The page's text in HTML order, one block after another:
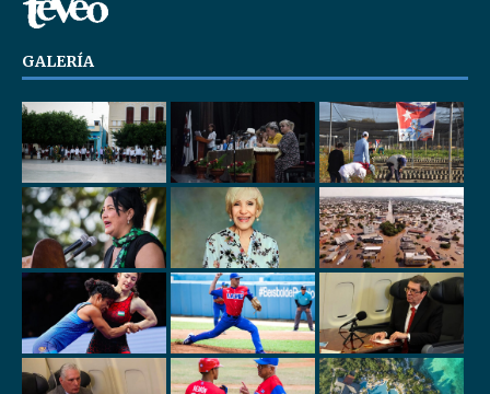
GALERÍA